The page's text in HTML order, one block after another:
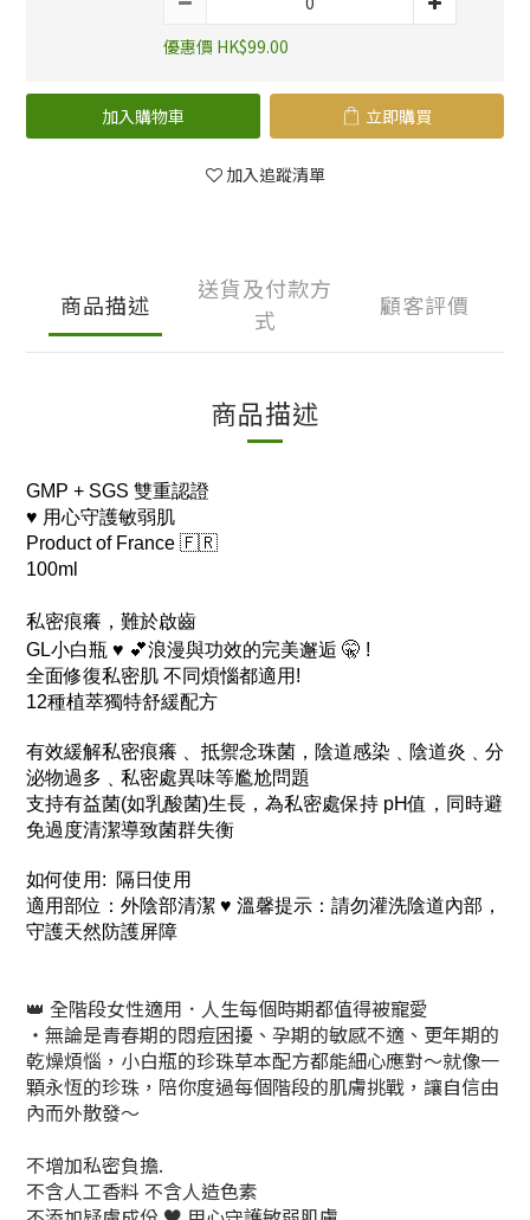
優惠價 HK$99.00
加入購物車 立即購買
加入追蹤清單
商品描述
送貨及付款方
式
顧客評價
商品描述
GMP + SGS 雙重認證
♥️ 用心守護敏弱肌
Product of France 🇫🇷
100ml
私密痕癢，難於啟齒
GL小白瓶 ♥️ 💕浪漫與功效的完美邂逅 🤫 !
全面修復私密肌 不同煩惱都適用​!
12種植萃獨特舒緩配方
有效緩解私密痕癢 、抵禦念珠菌，陰道感染﹑陰道炎﹑分
泌物過多﹑私密處異味等尷尬問題
支持有益菌(如乳酸菌)生長，為私密處保持 pH值，同時避
免過度清潔導致菌群失衡
如何使用: 隔日使用
適用部位：外陰部清潔 ♥️ 溫馨提示：請勿灌洗陰道內部，
守護天然防護屏障
👑 全階段女性適用．人生每個時期都值得被寵愛
・無論是青春期的悶痘困擾、孕期的敏感不適、更年期的
乾燥煩惱，小白瓶的珍珠草本配方都能細心應對～就像一
顆永恆的珍珠，陪你度過每個階段的肌膚挑戰，讓自信由
內而外散發～
不增加私密負擔.
不含人工香料 不含人造色素